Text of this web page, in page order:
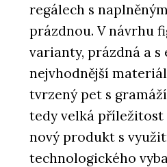
regálech s
prázdnou. V návrhu
varianty, prázdná a s
nejvhodnější
tvrzený pet s
tedy velká příležitost
nový produkt s
technologického